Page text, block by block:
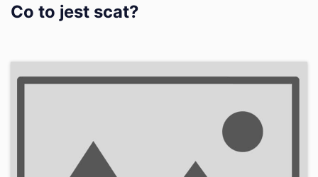
Co to jest scat?